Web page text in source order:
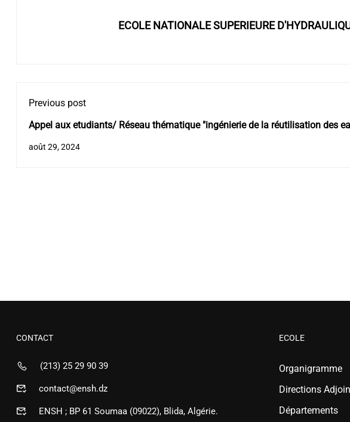
ECOLE NATIONALE SUPERIEURE
Previous post
Appel aux etudiants/ Réseau thématique "ingénierie de la réutilisation des
usées".
août 29, 2024
CONTACT
(213) 25 29 90 39
contact@ensh.dz
ENSH ; BP 61 Soumaa (09022), Blida, Algérie.
ECOLE
Organigramme
Directions
Départements